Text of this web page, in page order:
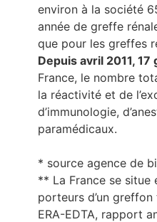
environ à la société
année de greffe
que pour les greffes
Depuis avril 2011,
France, le nombre
la réactivité et de
d’immunologie,
paramédicaux.
* source agence de
** La France se situe
porteurs d’un
ERA-EDTA, rapport